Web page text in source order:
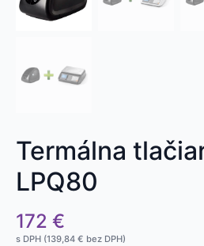
Termálna
LPQ80
172 €
s DPH (139,84 € bez DPH)